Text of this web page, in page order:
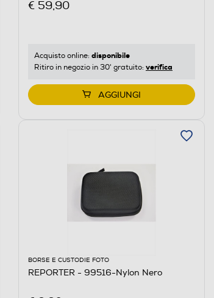
€ 59,90
Acquisto online: disponibile
Ritiro in negozio in 30' gratuito: verifica
AGGIUNGI
BORSE E CUSTODIE FOTO
REPORTER - 99516-Nylon Nero